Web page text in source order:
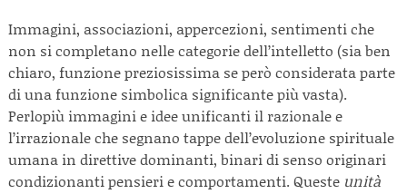
Immagini, associazioni, appercezioni, sentimenti che
non si completano nelle categorie dell’intelletto (sia ben
chiaro, funzione preziosissima se però considerata parte
di una funzione simbolica significante più vasta).
Perlopiù immagini e idee unificanti il razionale e
l’irrazionale che segnano tappe dell’evoluzione spirituale
umana in direttive dominanti, binari di senso originari
condizionanti pensieri e comportamenti. Queste unità